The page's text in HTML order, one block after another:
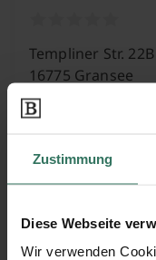
Zustimmung
Diese Webseite
Wir verwenden
Templiner Str. 22B
16775 Gransee
Peter Leymann
Jägerstr. 10
16515 Oranienburg